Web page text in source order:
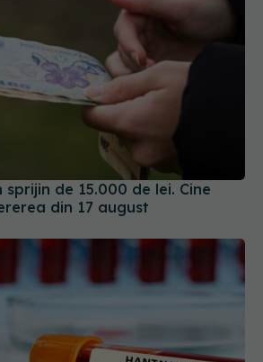
de 15.000 de lei. Cine
din 17 august